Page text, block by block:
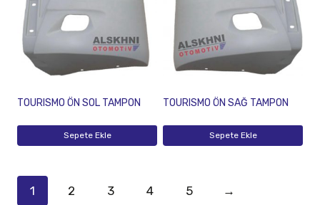
TOURISMO ÖN SOL TAMPON
Sepete Ekle
TOURISMO ÖN SAĞ TAMPON
Sepete Ekle
1 2 3 4 5 →